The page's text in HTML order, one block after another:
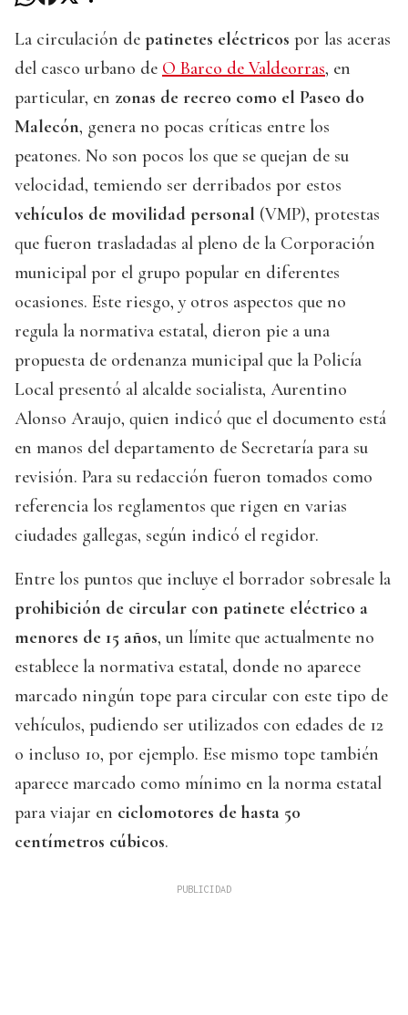
La circulación de patinetes eléctricos por las aceras
del casco urbano de O Barco de Valdeorras, en
particular, en zonas de recreo como el Paseo do
Malecón, genera no pocas críticas entre los
peatones. No son pocos los que se quejan de su
velocidad, temiendo ser derribados por estos
vehículos de movilidad personal (VMP), protestas
que fueron trasladadas al pleno de la Corporación
municipal por el grupo popular en diferentes
ocasiones. Este riesgo, y otros aspectos que no
regula la normativa estatal, dieron pie a una
propuesta de ordenanza municipal que la Policía
Local presentó al alcalde socialista, Aurentino
Alonso Araujo, quien indicó que el documento está
en manos del departamento de Secretaría para su
revisión. Para su redacción fueron tomados como
referencia los reglamentos que rigen en varias
ciudades gallegas, según indicó el regidor.
Entre los puntos que incluye el borrador sobresale la
prohibición de circular con patinete eléctrico a
menores de 15 años, un límite que actualmente no
establece la normativa estatal, donde no aparece
marcado ningún tope para circular con este tipo de
vehículos, pudiendo ser utilizados con edades de 12
o incluso 10, por ejemplo. Ese mismo tope también
aparece marcado como mínimo en la norma estatal
para viajar en ciclomotores de hasta 50
centímetros cúbicos.